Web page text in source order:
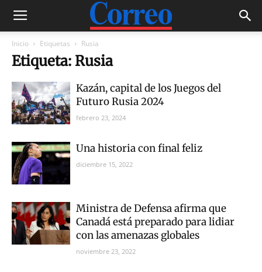
Inicio Etiquetas Rusia
Etiqueta: Rusia
Kazán, capital de los Juegos del
Futuro Rusia 2024
febrero 23, 2024
Una historia con final feliz
diciembre 15, 2022
Ministra de Defensa afirma que
Canadá está preparado para lidiar
con las amenazas globales
noviembre 23, 2022